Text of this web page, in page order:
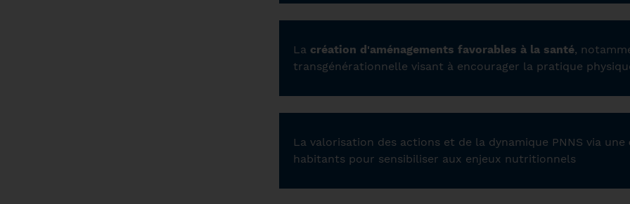
La création d'aménagements favorables à la santé,
transgénérationnelle visant à encourager la pratique
La valorisation des actions et de la dynamique PNNS via une
habitants pour sensibiliser aux enjeux nutritionnels